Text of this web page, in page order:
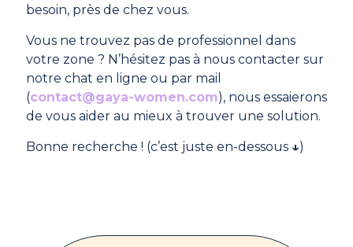
besoin, près de chez vous.
Vous ne trouvez pas de professionnel dans
votre zone ? N’hésitez pas à nous contacter sur
notre chat en ligne ou par mail
(contact@gaya-women.com), nous essaierons
de vous aider au mieux à trouver une solution.
Bonne recherche ! (c’est juste en-dessous ↓)